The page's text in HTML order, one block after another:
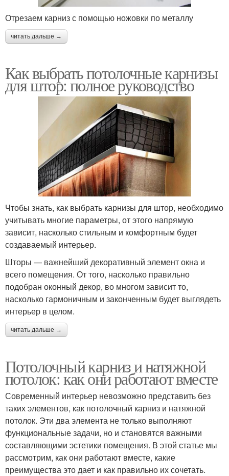
Отрезаем карниз с помощью ножовки по металлу
читать дальше →
Как выбрать потолочные карнизы
для штор: полное руководство
Чтобы знать, как выбрать карнизы для штор, необходимо
учитывать многие параметры, от этого напрямую
зависит, насколько стильным и комфортным будет
создаваемый интерьер.
Шторы — важнейший декоративный элемент окна и
всего помещения. От того, насколько правильно
подобран оконный декор, во многом зависит то,
насколько гармоничным и законченным будет выглядеть
интерьер в целом.
читать дальше →
Потолочный карниз и натяжной
потолок: как они работают вместе
Современный интерьер невозможно представить без
таких элементов, как потолочный карниз и натяжной
потолок. Эти два элемента не только выполняют
функциональные задачи, но и становятся важными
составляющими эстетики помещения. В этой статье мы
рассмотрим, как они работают вместе, какие
преимущества это дает и как правильно их сочетать.